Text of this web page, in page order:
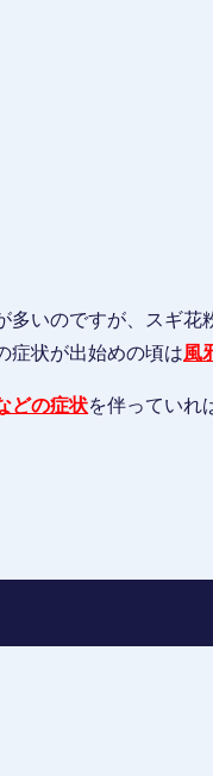
いのですが、スギ花
症状が出始めの頃は風
どの症状を伴っていれ